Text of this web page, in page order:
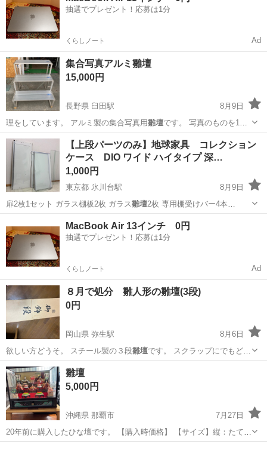
抽選でプレゼント！応募は1分
くらしノート Ad
集合写真アルミ雛壇
15,000円
長野県 臼田駅
8月9日
理をしています。 アルミ製の集合写真用雛壇です。 写真のものを1組
としたとき、3…
長野 佐久市 臼田駅
【上段パーツのみ】地球家具 コレクション
ケース DIO ワイド ハイタイプ 深…
1,000円
東京都 氷川台駅
8月9日
扉2枚1セット ガラス棚板2枚 ガラス雛壇2枚 専用棚受けバー4本
【！！ガラ…
収納家具
MacBook Air 13インチ 0円
抽選でプレゼント！応募は1分
くらしノート Ad
８月で処分 雛人形の雛壇(3段)
0円
岡山県 弥生駅
8月6日
欲しい方どうそ。 スチール製の３段雛壇です。 スクラップにでもどう
ぞ！ 希望…
岡山 倉敷市 弥生駅
雛壇
5,000円
沖縄県 那覇市
7月27日
20年前に購入したひな壇です。 【購入時価格】 【サイズ】縦：たて
56cm、横：68cm、奥行き：◯cm （大体です） 【傷などの状態】と